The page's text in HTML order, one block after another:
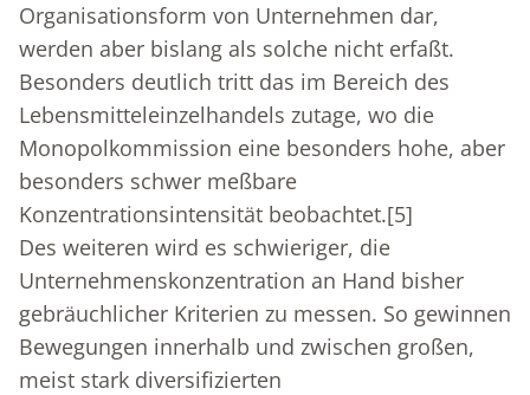
Organisationsform von Unternehmen dar,
werden aber bislang als solche nicht erfaßt.
Besonders deutlich tritt das im Bereich des
Lebensmitteleinzelhandels zutage, wo die
Monopolkommission eine besonders hohe, aber
besonders schwer meßbare
Konzentrationsintensität beobachtet.[5]
Des weiteren wird es schwieriger, die
Unternehmenskonzentration an Hand bisher
gebräuchlicher Kriterien zu messen. So gewinnen
Bewegungen innerhalb und zwischen großen,
meist stark diversifizierten